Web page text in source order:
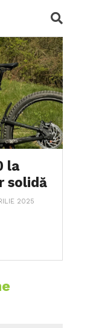
la
solidă
2025